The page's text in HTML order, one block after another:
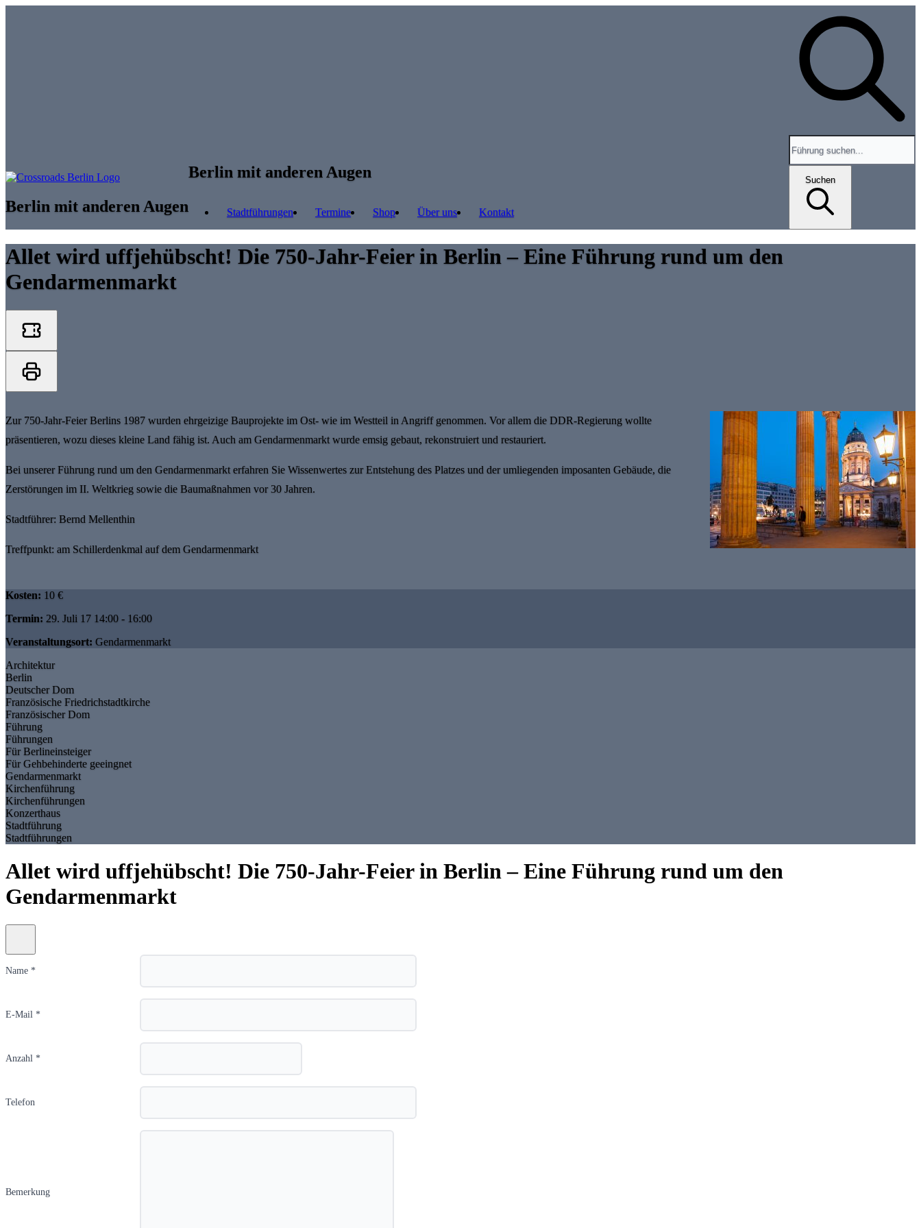
Berlin mit anderen Augen
Berlin mit anderen Augen
Stadtführungen Termine Shop Über uns Kontakt
Suchen
Allet wird uffjehübscht! Die 750-Jahr-Feier in Berlin – Eine Führung rund um den
Gendarmenmarkt
Zur 750-Jahr-Feier Berlins 1987 wurden ehrgeizige Bauprojekte im Ost- wie im Westteil in Angriff genommen. Vor allem die DDR-Regierung wollte
präsentieren, wozu dieses kleine Land fähig ist. Auch am Gendarmenmarkt wurde emsig gebaut, rekonstruiert und restauriert.
Bei unserer Führung rund um den Gendarmenmarkt erfahren Sie Wissenwertes zur Entstehung des Platzes und der umliegenden imposanten Gebäude, die
Zerstörungen im II. Weltkrieg sowie die Baumaßnahmen vor 30 Jahren.
Stadtführer: Bernd Mellenthin
Treffpunkt: am Schillerdenkmal auf dem Gendarmenmarkt
Kosten: 10 €
Termin: 29. Juli 17 14:00 - 16:00
Veranstaltungsort: Gendarmenmarkt
Architektur
Berlin
Deutscher Dom
Französische Friedrichstadtkirche
Französischer Dom
Führung
Führungen
Für Berlineinsteiger
Für Gehbehinderte geeingnet
Gendarmenmarkt
Kirchenführung
Kirchenführungen
Konzerthaus
Stadtführung
Stadtführungen
Allet wird uffjehübscht! Die 750-Jahr-Feier in Berlin – Eine Führung rund um den
Gendarmenmarkt
Name *
E-Mail *
Anzahl *
Telefon
Bemerkung